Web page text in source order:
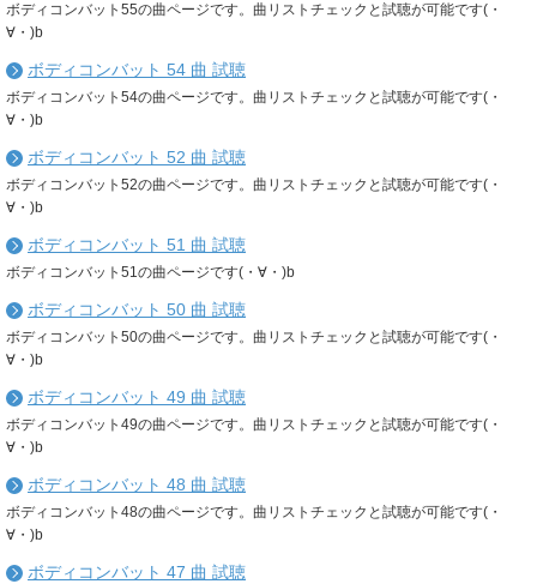
ボディコンバット55の曲ページです。曲リストチェックと試聴が可能です(・
∀・)b
ボディコンバット 54 曲 試聴
ボディコンバット54の曲ページです。曲リストチェックと試聴が可能です(・
∀・)b
ボディコンバット 52 曲 試聴
ボディコンバット52の曲ページです。曲リストチェックと試聴が可能です(・
∀・)b
ボディコンバット 51 曲 試聴
ボディコンバット51の曲ページです(・∀・)b
ボディコンバット 50 曲 試聴
ボディコンバット50の曲ページです。曲リストチェックと試聴が可能です(・
∀・)b
ボディコンバット 49 曲 試聴
ボディコンバット49の曲ページです。曲リストチェックと試聴が可能です(・
∀・)b
ボディコンバット 48 曲 試聴
ボディコンバット48の曲ページです。曲リストチェックと試聴が可能です(・
∀・)b
ボディコンバット 47 曲 試聴